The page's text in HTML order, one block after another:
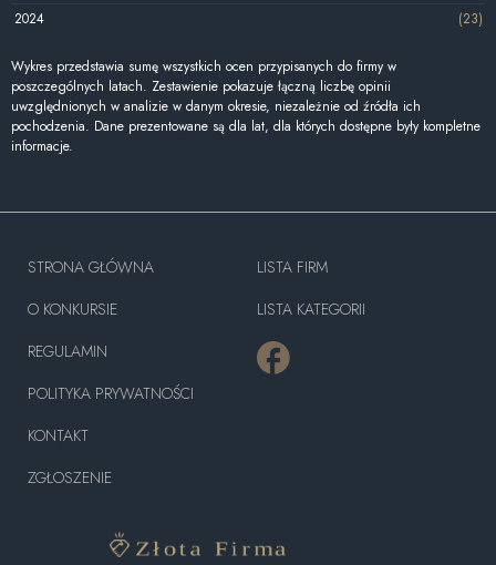
2024
(23)
Wykres przedstawia sumę wszystkich ocen przypisanych do firmy w
poszczególnych latach. Zestawienie pokazuje łączną liczbę opinii
uwzględnionych w analizie w danym okresie, niezależnie od źródła ich
pochodzenia. Dane prezentowane są dla lat, dla których dostępne były kompletne
informacje.
STRONA GŁÓWNA
O KONKURSIE
REGULAMIN
POLITYKA PRYWATNOŚCI
KONTAKT
ZGŁOSZENIE
LISTA FIRM
LISTA KATEGORII